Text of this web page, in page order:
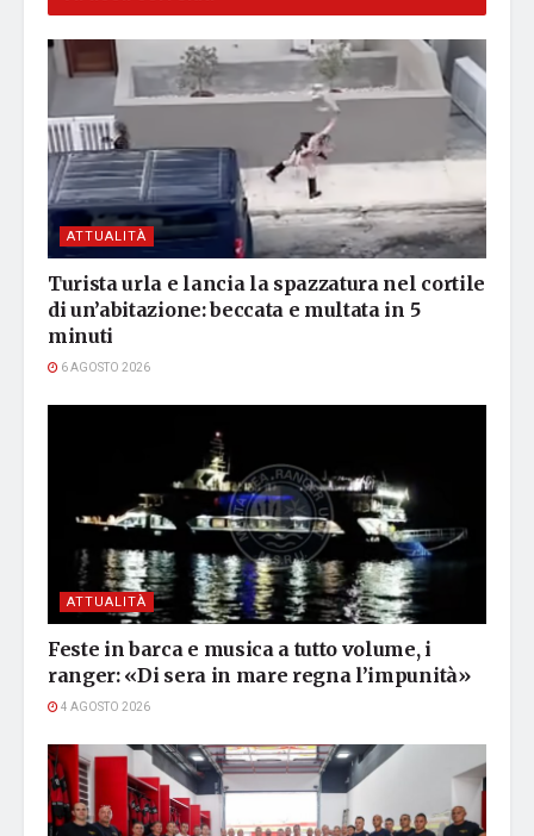
ATTUALITÀ
Turista urla e lancia la spazzatura nel cortile
di un’abitazione: beccata e multata in 5
minuti
6 AGOSTO 2026
ATTUALITÀ
Feste in barca e musica a tutto volume, i
ranger: «Di sera in mare regna l’impunità»
4 AGOSTO 2026